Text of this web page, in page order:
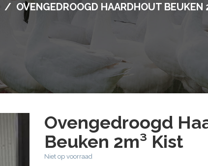
/ OVENGEDROOGD HAARDHOUT BEUKEN
Ovengedroogd
Beuken 2m³ Kist
Niet op voorraad